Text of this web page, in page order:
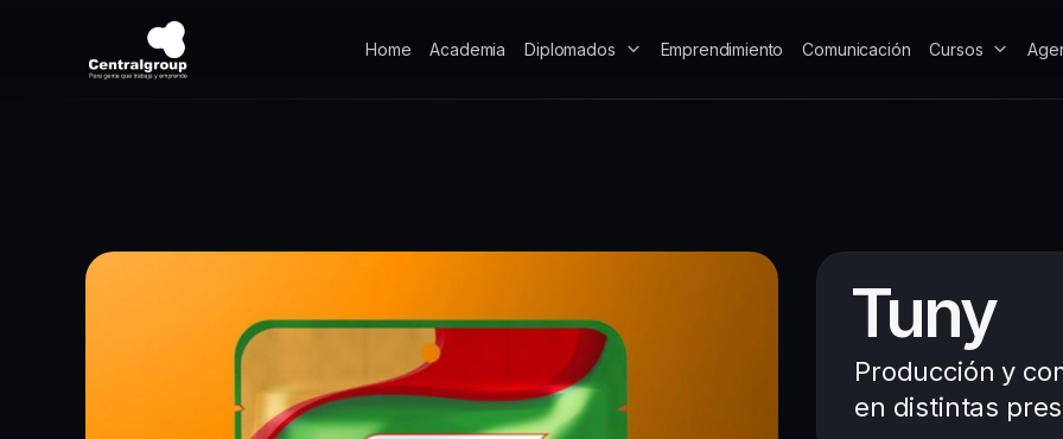
Home Academia Diplomados Emprendimiento Comunicación Cursos
Tuny
Producción y
en distintas